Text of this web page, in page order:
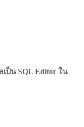
ป็น SQL Editor ใน